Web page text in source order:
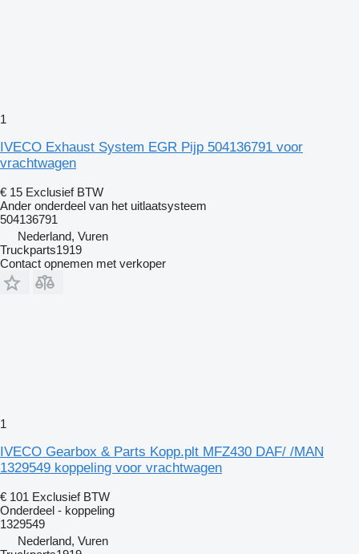
1
IVECO Exhaust System EGR Pijp 504136791 voor
vrachtwagen
€ 15 Exclusief BTW
Ander onderdeel van het uitlaatsysteem
504136791
Nederland, Vuren
Truckparts1919
Contact opnemen met verkoper
1
IVECO Gearbox & Parts Kopp.plt MFZ430 DAF/ /MAN
1329549 koppeling voor vrachtwagen
€ 101 Exclusief BTW
Onderdeel - koppeling
1329549
Nederland, Vuren